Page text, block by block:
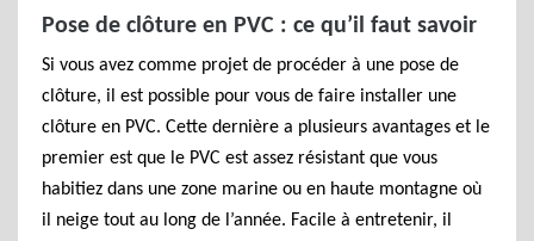
Pose de clôture en PVC : ce qu’il faut savoir
Si vous avez comme projet de procéder à une pose de
clôture, il est possible pour vous de faire installer une
clôture en PVC. Cette dernière a plusieurs avantages et le
premier est que le PVC est assez résistant que vous
habitiez dans une zone marine ou en haute montagne où
il neige tout au long de l’année. Facile à entretenir, il